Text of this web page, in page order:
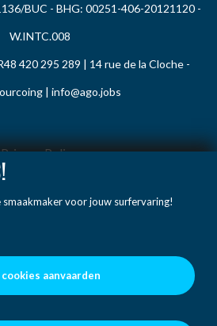
smaakmaker voor jouw surfervaring!
aanvaarden
BUC - BHG: 00251-406-20121120 -
W.INTC.008
420 295 289 | 14 rue de la Cloche -
| info@ago.jobs
Privacy Policy
Cookie Policy
Gedragsregels
Voorwaarden